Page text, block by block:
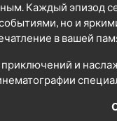
Каждый эпизод
но и
в вашей
и